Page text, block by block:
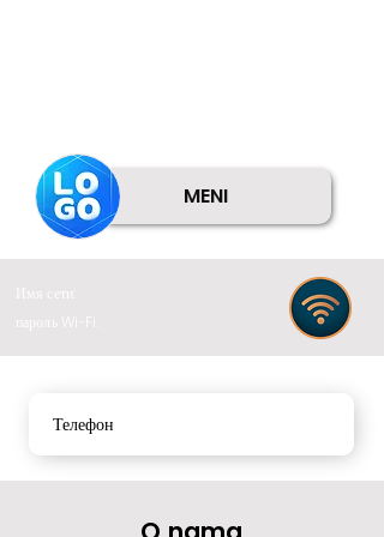
MENI
Имя сети:
пароль Wi-Fi:
Телефон